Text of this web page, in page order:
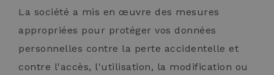
La société a mis en œuvre des mesures
appropriées pour protéger vos données
personnelles contre la perte accidentelle et
contre l'accès, l'utilisation, la modification ou